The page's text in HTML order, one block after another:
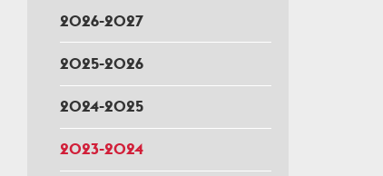
2026-2027
2025-2026
2024-2025
2023-2024